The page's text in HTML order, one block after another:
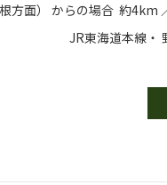
方面） からの場合 約4km
JR東海道本線・